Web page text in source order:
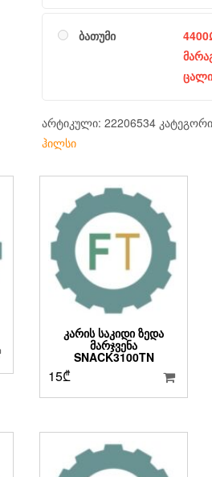
ბათუმი 4400
ცალი
არტიკული: 22206534
ჰილსი
ᲙᲐᲠᲘᲡ ᲡᲐᲙᲘᲓᲘ ᲖᲔᲓᲐ
ᲛᲐᲠᲯᲕᲔᲜᲐ
SNACK3100TN
15₾